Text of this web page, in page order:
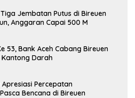
Jembatan Putus di Bireuen
Anggaran Capai 500 M
53, Bank Aceh Cabang Bireuen
Kantong Darah
Percepatan
Bencana di Bireuen